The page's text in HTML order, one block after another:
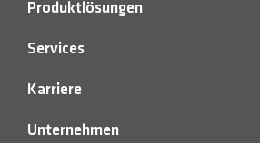
Produktlösungen
Services
Karriere
Unternehmen